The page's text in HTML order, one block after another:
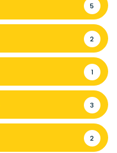
5
2
1
3
2